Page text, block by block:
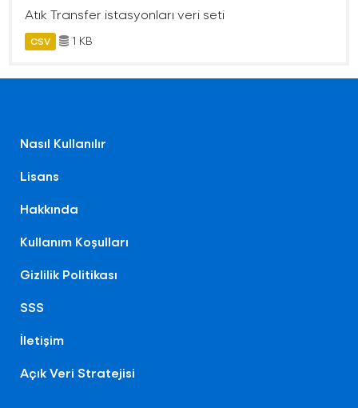
Atık Transfer istasyonları veri seti
CSV 1 KB
Nasıl Kullanılır
Lisans
Hakkında
Kullanım Koşulları
Gizlilik Politikası
SSS
İletişim
Açık Veri Stratejisi